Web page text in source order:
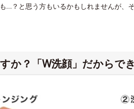
…？と思う方もいるかもしれませんが、
か？「W洗顔」だからで